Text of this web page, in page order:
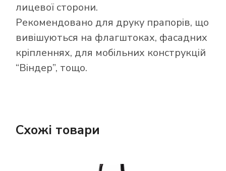
лицевої сторони.
Рекомендовано для друку прапорів, що
вивішуються на флагштоках, фасадних
кріпленнях, для мобільних конструкцій
“Віндер”, тощо.
Схожі товари